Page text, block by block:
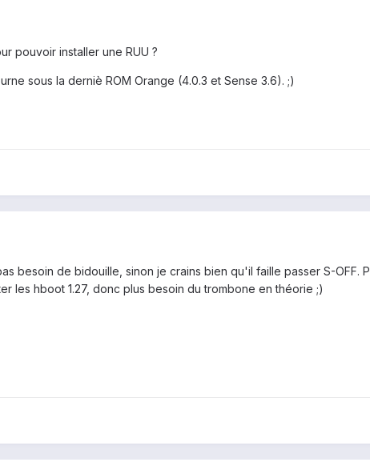
pouvoir installer une RUU ?
sous la derniè ROM Orange (4.0.3 et Sense 3.6). ;)
besoin de bidouille, sinon je crains bien qu'il faille passer S-OFF.
les hboot 1.27, donc plus besoin du trombone en théorie ;)